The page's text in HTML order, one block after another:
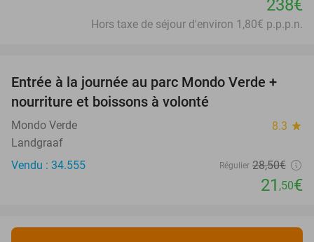
238€
Hors taxe de séjour d'environ 1,80€ p.p.p.n.
25%
Entrée à la journée au parc Mondo Verde +
nourriture et boissons à volonté
Mondo Verde 8.3 star
Landgraaf
Vendu : 34.555
Régulier 28,50€
21 ,50€